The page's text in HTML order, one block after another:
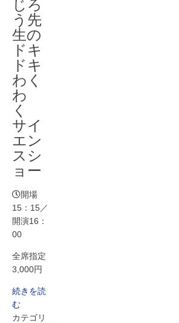
じろ
う先
生の
ドキ
ドキ
わく
わ
く
サイ
エン
スシ
ョー
開場
15：15／
開演16：
00
全席指定
3,000円
続きを読
む
カテゴリ